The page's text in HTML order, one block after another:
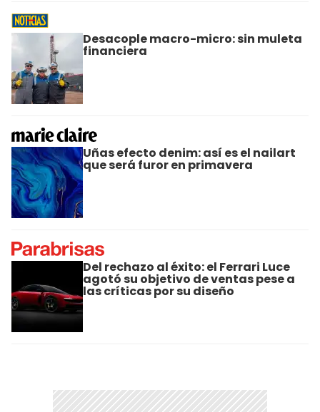
Desacople macro-micro: sin muleta
financiera
Uñas efecto denim: así es el nailart
que será furor en primavera
Del rechazo al éxito: el Ferrari Luce
agotó su objetivo de ventas pese a
las críticas por su diseño